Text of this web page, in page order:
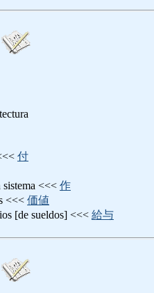
付
<<< 作
<<< 価値
[de sueldos] <<< 給与